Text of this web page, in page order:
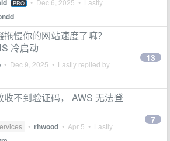
PRO • Dec 6, 2025 • Lastly
慢你的网站速度了嘛？
冷启动
• Dec 9, 2025 • Lastly replied by
13
收不到验证码， AWS 无法登
• rhwood • Apr 5 • Lastly
7